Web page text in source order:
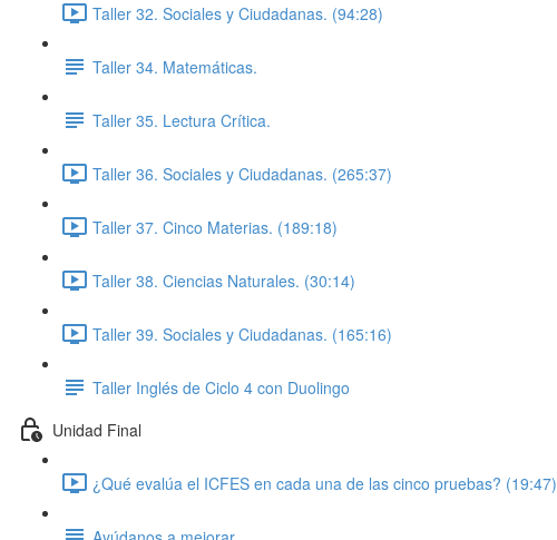
Taller 32. Sociales y Ciudadanas. (94:28)
Taller 34. Matemáticas.
Taller 35. Lectura Crítica.
Taller 36. Sociales y Ciudadanas. (265:37)
Taller 37. Cinco Materias. (189:18)
Taller 38. Ciencias Naturales. (30:14)
Taller 39. Sociales y Ciudadanas. (165:16)
Taller Inglés de Ciclo 4 con Duolingo
Unidad Final
¿Qué evalúa el ICFES en cada una de las cinco pruebas? (19:47)